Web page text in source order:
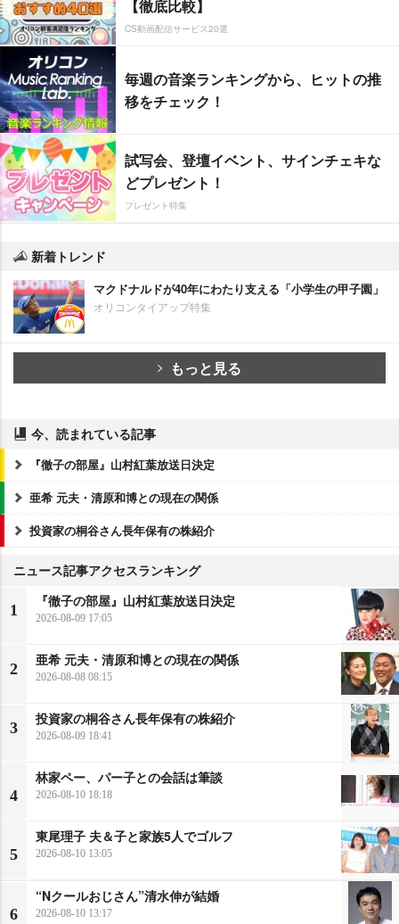
【徹底比較】
CS動画配信サービス20選
毎週の音楽ランキングから、ヒットの推
移をチェック！
試写会、登壇イベント、サインチェキな
どプレゼント！
プレゼント特集
新着トレンド
マクドナルドが40年にわたり支える「小学生の甲子園」
オリコンタイアップ特集
もっと見る
今、読まれている記事
『徹子の部屋』山村紅葉放送日決定
亜希 元夫・清原和博との現在の関係
投資家の桐谷さん長年保有の株紹介
ニュース記事アクセスランキング
1
『徹子の部屋』山村紅葉放送日決定
2026-08-09 17:05
2
亜希 元夫・清原和博との現在の関係
2026-08-08 08:15
3
投資家の桐谷さん長年保有の株紹介
2026-08-09 18:41
4
林家ペー、パー子との会話は筆談
2026-08-10 18:18
5
東尾理子 夫＆子と家族5人でゴルフ
2026-08-10 13:05
6
“Nクールおじさん”清水伸が結婚
2026-08-10 13:17